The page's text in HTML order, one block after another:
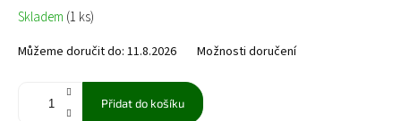
Měrná
cena:
Skladem (1 ks)
Můžeme doručit do: 11.8.2026 Možnosti doručení
Přidat do košíku